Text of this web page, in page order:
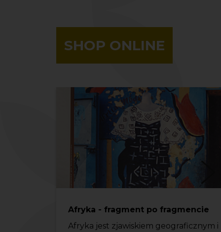
SHOP ONLINE
Afryka - fragment po fragmencie
Afryka jest zjawiskiem geograficznym i